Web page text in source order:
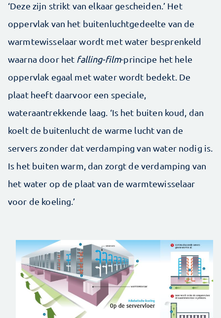
‘Deze zijn strikt van elkaar gescheiden.’ Het
oppervlak van het buitenluchtgedeelte van de
warmtewisselaar wordt met water besprenkeld
waarna door het falling-film-principe het hele
oppervlak egaal met water wordt bedekt. De
plaat heeft daarvoor een speciale,
wateraantrekkende laag. ‘Is het buiten koud, dan
koelt de buitenlucht de warme lucht van de
servers zonder dat verdamping van water nodig is.
Is het buiten warm, dan zorgt de verdamping van
het water op de plaat van de warmtewisselaar
voor de koeling.’